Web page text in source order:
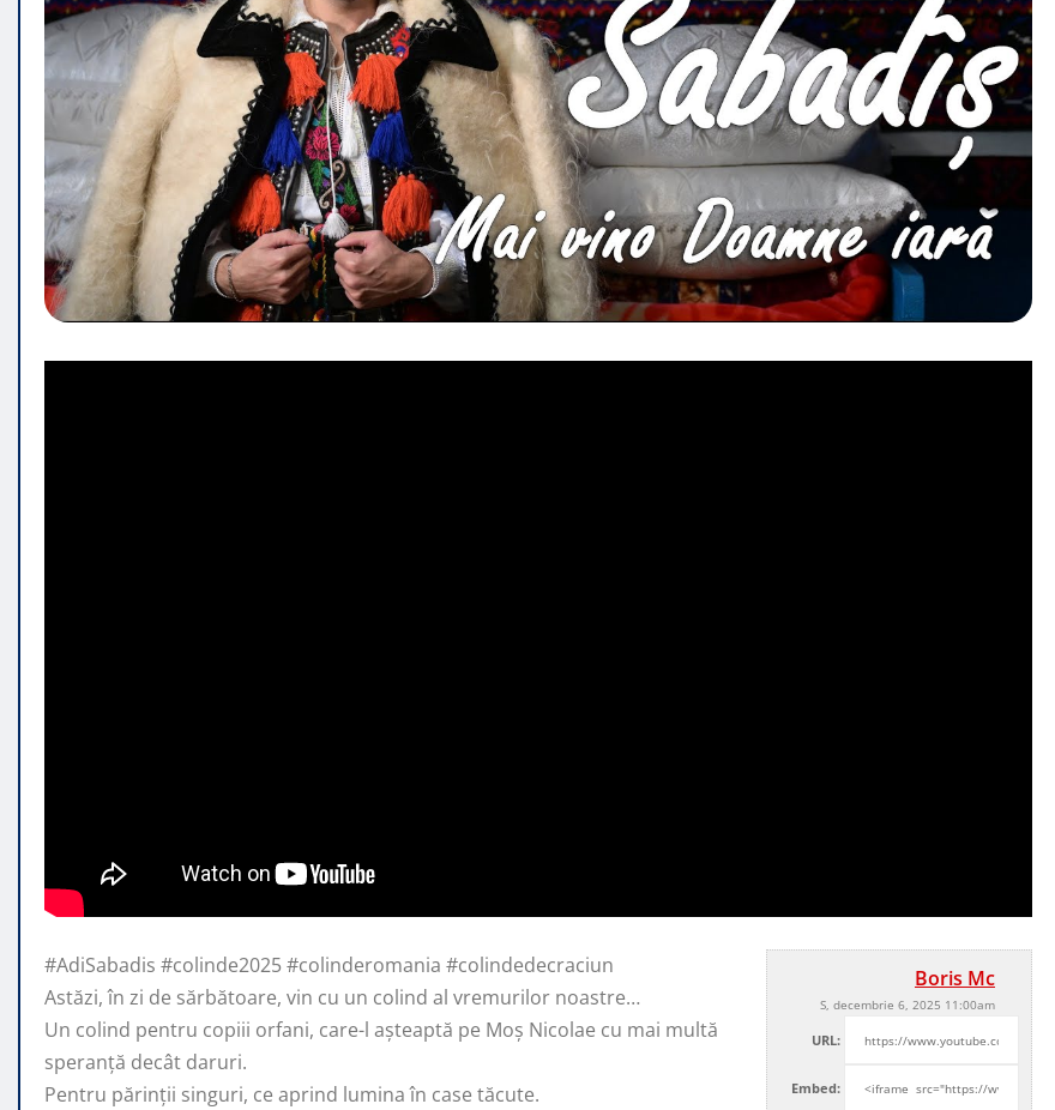
Boris Mc
S, decembrie 6, 2025 11:00am
URL:
Embed:
#AdiSabadis #colinde2025 #colinderomania #colindedecraciun
Astăzi, în zi de sărbătoare, vin cu un colind al vremurilor noastre…
Un colind pentru copiii orfani, care-l așteaptă pe Moș Nicolae cu mai multă
speranță decât daruri.
Pentru părinții singuri, ce aprind lumina în case tăcute.